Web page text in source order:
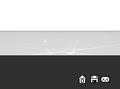
На